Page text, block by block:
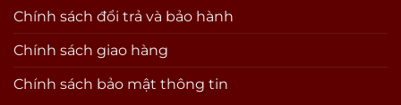
Chính sách đổi trả và bảo hành
Chính sách giao hàng
Chính sách bảo mật thông tin